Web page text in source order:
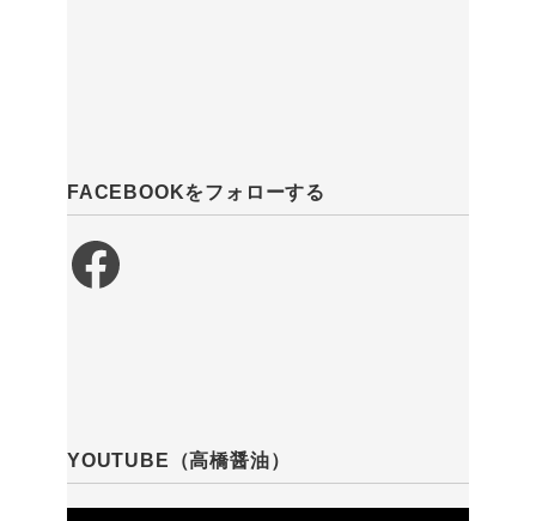
FACEBOOKをフォローする
Facebook
YOUTUBE（高橋醤油）